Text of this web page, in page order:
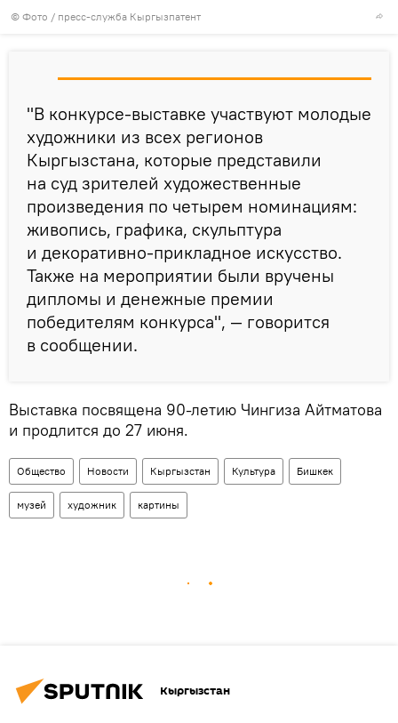
© Фото / пресс-служба Кыргызпатент
"В конкурсе-выставке участвуют молодые
художники из всех регионов
Кыргызстана, которые представили
на суд зрителей художественные
произведения по четырем номинациям:
живопись, графика, скульптура
и декоративно-прикладное искусство.
Также на мероприятии были вручены
дипломы и денежные премии
победителям конкурса", — говорится
в сообщении.
Выставка посвящена 90-летию Чингиза Айтматова
и продлится до 27 июня.
Общество Новости Кыргызстан Культура Бишкек
музей художник картины
Кыргызстан